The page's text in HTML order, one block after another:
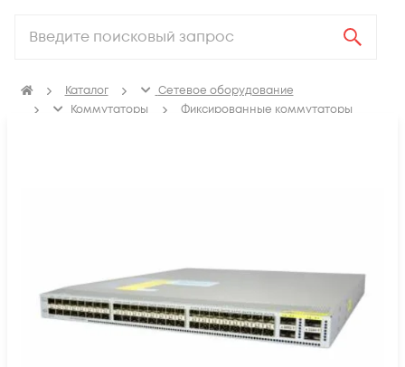
Каталог
Сетевое оборудование
Коммутаторы
Фиксированные коммутаторы